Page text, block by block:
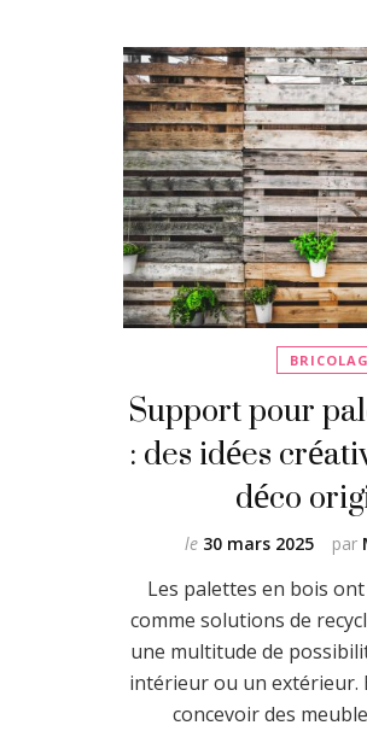
Support pour
: des idées
déco
par
le 30 mars 2025
Les palettes en bois
comme solutions de
une multitude de
intérieur ou un extérieur.
concevoir des